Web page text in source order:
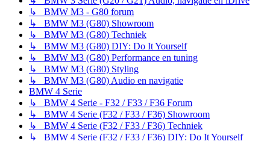
↳ BMW M3 - G80 forum
↳ BMW M3 (G80) Showroom
↳ BMW M3 (G80) Techniek
↳ BMW M3 (G80) DIY: Do It Yourself
↳ BMW M3 (G80) Performance en tuning
↳ BMW M3 (G80) Styling
↳ BMW M3 (G80) Audio en navigatie
BMW 4 Serie
↳ BMW 4 Serie - F32 / F33 / F36 Forum
↳ BMW 4 Serie (F32 / F33 / F36) Showroom
↳ BMW 4 Serie (F32 / F33 / F36) Techniek
↳ BMW 4 Serie (F32 / F33 / F36) DIY: Do It Yourself